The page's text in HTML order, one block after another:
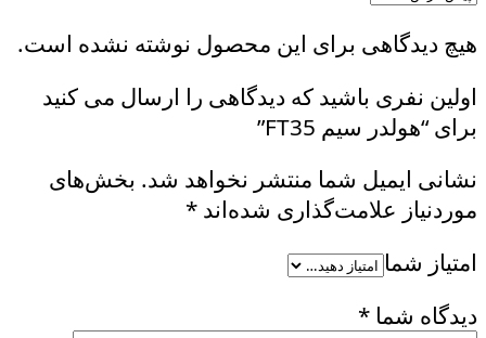
هیچ دیدگاهی برای این محصول نوشته نشده است.
اولین نفری باشید که دیدگاهی را ارسال می کنید
برای “هولدر سیم FT35”
نشانی ایمیل شما منتشر نخواهد شد. بخش‌های
موردنیاز علامت‌گذاری شده‌اند *
امتیاز شما
دیدگاه شما *